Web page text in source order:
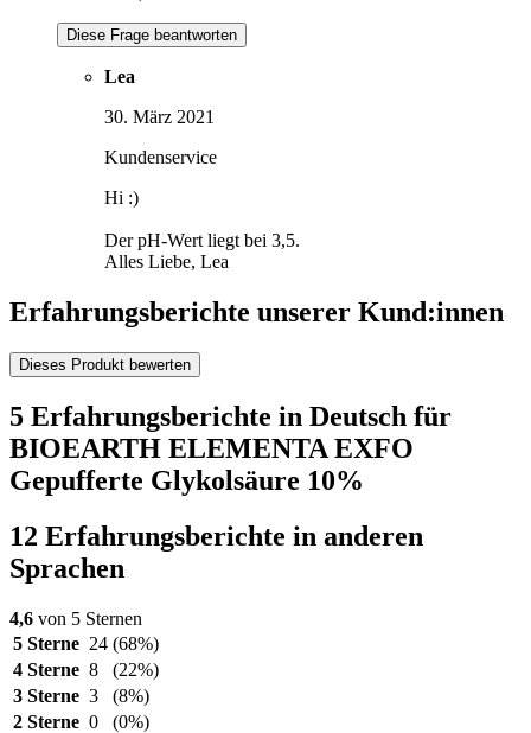
Diese Frage beantworten
Lea
30. März 2021
Kundenservice
Hi :)
Der pH-Wert liegt bei 3,5.
Alles Liebe, Lea
Erfahrungsberichte unserer Kund:innen
Dieses Produkt bewerten
5 Erfahrungsberichte in Deutsch für
BIOEARTH ELEMENTA EXFO
Gepufferte Glykolsäure 10%
12 Erfahrungsberichte in anderen
Sprachen
4,6 von 5 Sternen
5 Sterne 24 (68%)
4 Sterne 8
(22%)
3 Sterne 3
(8%)
2 Sterne 0
(0%)